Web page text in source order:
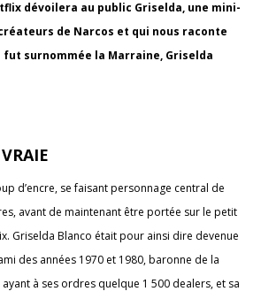
dévoilera au public Griselda, une mini-
de Narcos et qui nous raconte
fut surnommée la Marraine, Griselda
d’encre, se faisant personnage central de
avant de maintenant être portée sur le petit
Griselda Blanco était pour ainsi dire devenue
des années 1970 et 1980, baronne de la
à ses ordres quelque 1 500 dealers, et sa